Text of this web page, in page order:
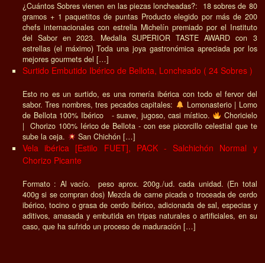
¿Cuántos Sobres vienen en las piezas loncheadas?: 18 sobres de 80
gramos + 1 paquetitos de puntas Producto elegido por más de 200
chefs internacionales con estrella Michelín premiado por el Instituto
del Sabor en 2023. Medalla SUPERIOR TASTE AWARD con 3
estrellas (el máximo) Toda una joya gastronómica apreciada por los
mejores gourmets del […]
Surtido Embutido Ibérico de Bellota, Loncheado ( 24 Sobres )
Esto no es un surtido, es una romería ibérica con todo el fervor del
sabor. Tres nombres, tres pecados capitales:
Lomonasterio | Lomo
de Bellota 100% Ibérico - suave, jugoso, casi místico.
Choricielo
| Chorizo 100% Iérico de Bellota - con ese picorcillo celestial que te
sube la ceja.
San Chichón […]
Vela ibérica [Estilo FUET], PACK - Salchichón Normal y
Chorizo Picante
Formato : Al vacío. peso aprox. 200g./ud. cada unidad. (En total
400g si se compran dos) Mezcla de carne picada o troceada de cerdo
ibérico, tocino o grasa de cerdo ibérico, adicionada de sal, especias y
aditivos, amasada y embutida en tripas naturales o artificiales, en su
caso, que ha sufrido un proceso de maduración […]